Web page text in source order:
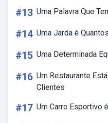
#13 Uma Palavra Que
#14 Uma Jarda é
#15 Uma Determinada
#16 Um Restaurante
Clientes
#17 Um Carro Esportivo